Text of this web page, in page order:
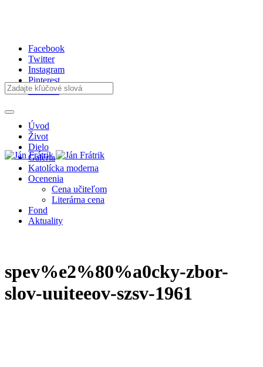
Facebook
Twitter
Instagram
Pinterest
Youtube
Úvod
Život
Dielo
Galéria
Katolícka moderna
Ocenenia
Cena učiteľom
Literárna cena
Fond
Aktuality
spev%e2%80%a0cky-zbor-
slov-uuiteeov-szsv-1961